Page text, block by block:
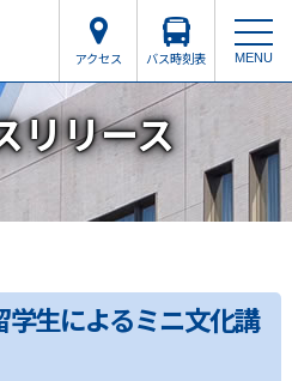
アクセス バス時刻表 MENU
リリース
生によるミニ文化講